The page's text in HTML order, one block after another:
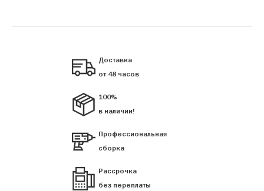
Доставка
от 48 часов
100%
в наличии!
Профессиональная
сборка
Рассрочка
без переплаты